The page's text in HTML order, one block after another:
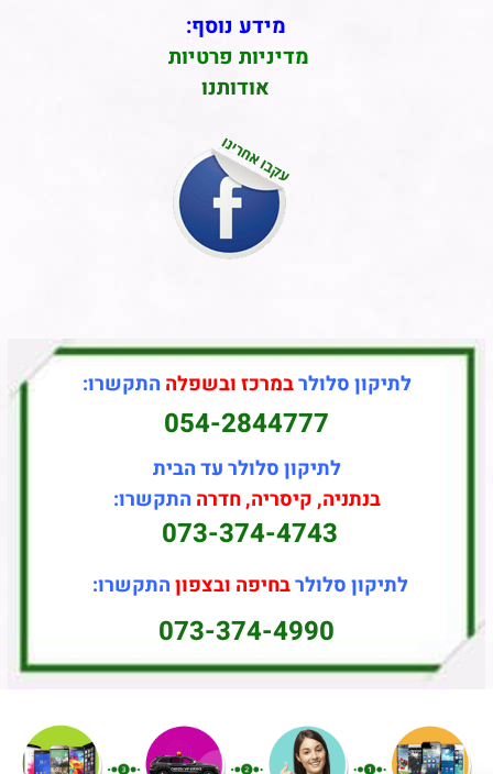
מידע נוסף:
מדיניות פרטיות
אודותנו
לתיקון סלולרבמרכז ובשפלה התקשרו:
054-2844777
לתיקון סלולר עד הבית
בנתניה, קיסריה, חדרה התקשרו:
073-374-4743
לתיקון סלולרבחיפה ובצפוןהתקשרו:
073-374-4990